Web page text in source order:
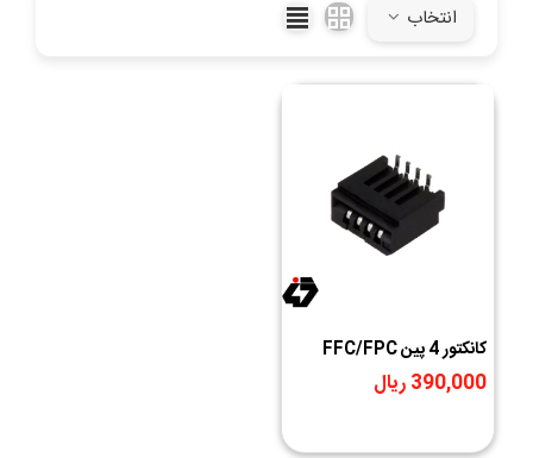
انتخاب
کانکتور 4 پین FFC/FPC
390,000 ریال